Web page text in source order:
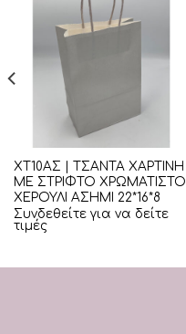
ΧΤ10ΑΣ | ΤΣΑΝΤΑ ΧΑΡΤΙΝΗ
ΜΕ ΣΤΡΙΦΤΟ ΧΡΩΜΑΤΙΣΤΟ
ΧΕΡΟΥΛΙ ΑΣΗΜΙ 22*16*8
Συνδεθείτε για να δείτε
τιμές